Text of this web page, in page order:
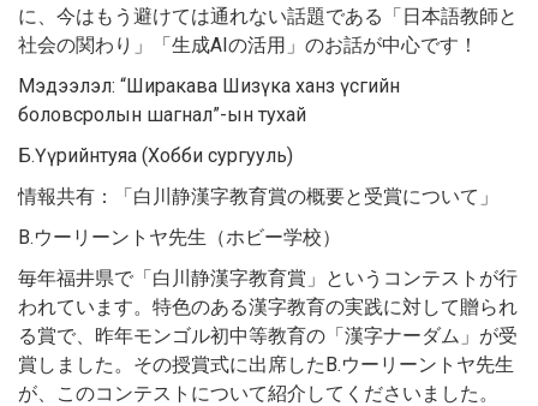
に、今はもう避けては通れない話題である「日本語教師と
社会の関わり」「生成AIの活用」のお話が中心です！
Мэдээлэл: “Ширакава Шизүка ханз үсгийн
боловсролын шагнал”-ын тухай
Б.Үүрийнтуяа (Хобби сургууль)
情報共有：「白川静漢字教育賞の概要と受賞について」
B.ウーリーントヤ先生（ホビー学校）
毎年福井県で「白川静漢字教育賞」というコンテストが行
われています。特色のある漢字教育の実践に対して贈られ
る賞で、昨年モンゴル初中等教育の「漢字ナーダム」が受
賞しました。その授賞式に出席したB.ウーリーントヤ先生
が、このコンテストについて紹介してくださいました。